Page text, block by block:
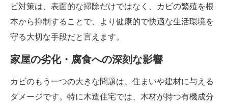
ビ対策は、表面的な掃除だけではなく、カビの繁殖を根
本から抑制することで、より健康的で快適な生活環境を
守る大切な手段だと言えます。
家屋の劣化・腐食への深刻な影響
カビのもう一つの大きな問題は、住まいや建材に与える
ダメージです。特に木造住宅では、木材が持つ有機成分